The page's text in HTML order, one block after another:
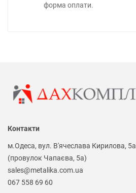
форма оплати.
Контакти
м.Одеса, вул. В'ячеслава Кирилова, 5а
(провулок Чапаєва, 5а)
sales@metalika.com.ua
067 558 69 60